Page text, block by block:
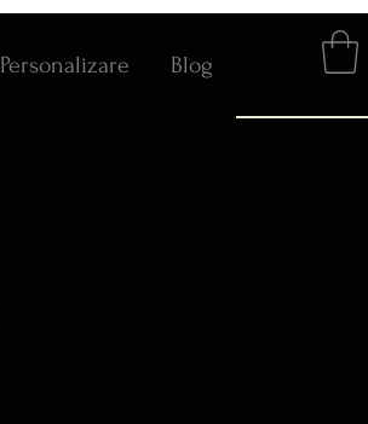
Personalizare Blog